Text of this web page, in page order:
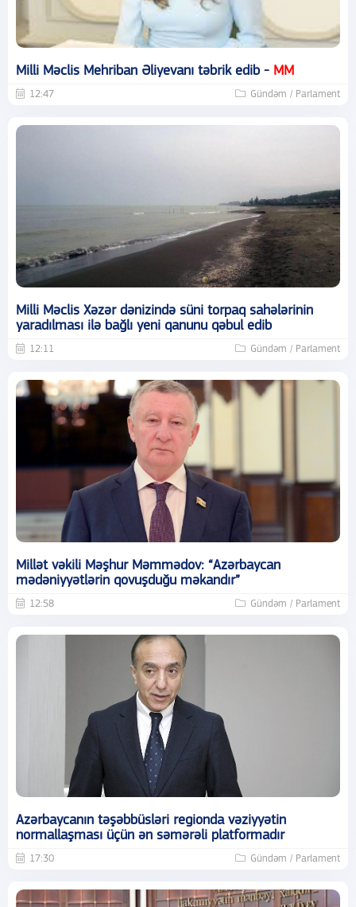
Milli Məclis Mehriban Əliyevanı təbrik edib - MM
12:47 Gündəm / Parlament
Milli Məclis Xəzər dənizində süni torpaq sahələrinin
yaradılması ilə bağlı yeni qanunu qəbul edib
12:11 Gündəm / Parlament
Millət vəkili Məşhur Məmmədov: “Azərbaycan
mədəniyyətlərin qovuşduğu məkandır”
12:58 Gündəm / Parlament
Azərbaycanın təşəbbüsləri regionda vəziyyətin
normallaşması üçün ən səmərəli platformadır
17:30 Gündəm / Parlament